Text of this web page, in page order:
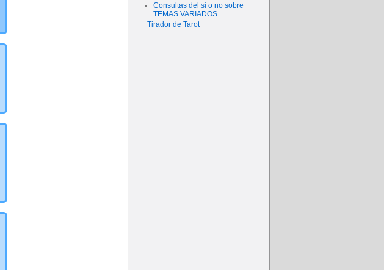
Consultas del sí o no sobre
TEMAS VARIADOS.
Tirador de Tarot